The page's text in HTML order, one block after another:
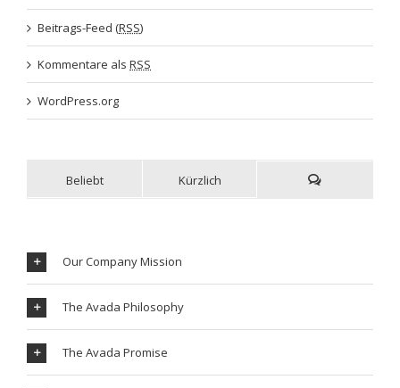
Beitrags-Feed (RSS)
Kommentare als RSS
WordPress.org
Beliebt Kürzlich
Our Company Mission
The Avada Philosophy
The Avada Promise